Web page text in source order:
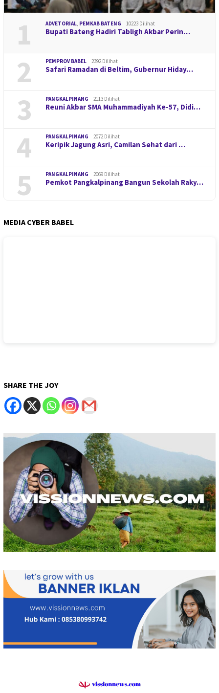
1 ADVETORIAL, PEMKAB BATENG 10223 Dilihat
Bupati Bateng Hadiri Tabligh Akbar Perin…
2 PEMPROV BABEL 2392 Dilihat
Safari Ramadan di Beltim, Gubernur Hiday…
3 PANGKALPINANG 2113 Dilihat
Reuni Akbar SMA Muhammadiyah Ke-57, Didi…
4 PANGKALPINANG 2072 Dilihat
Keripik Jagung Asri, Camilan Sehat dari …
5 PANGKALPINANG 2069 Dilihat
Pemkot Pangkalpinang Bangun Sekolah Raky…
MEDIA CYBER BABEL
SHARE THE JOY